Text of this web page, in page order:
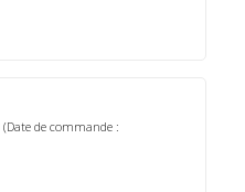
(Date de commande :